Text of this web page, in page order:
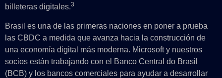
billeteras digitales.3
Brasil es una de las primeras naciones en poner a prueba
las CBDC a medida que avanza hacia la construcción de
una economía digital más moderna. Microsoft y nuestros
socios están trabajando con el Banco Central do Brasil
(BCB) y los bancos comerciales para ayudar a desarrollar